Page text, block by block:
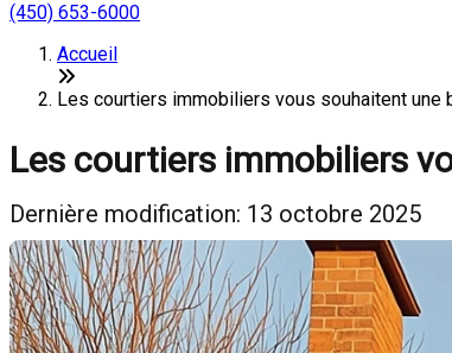
(450) 653-6000
Accueil
Les courtiers immobiliers vous souhaitent une
Les courtiers immobiliers
Dernière modification: 13 octobre 2025